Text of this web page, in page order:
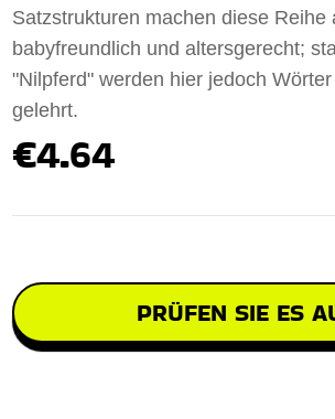
Satzstrukturen machen diese Reihe
babyfreundlich und altersgerecht;
"Nilpferd" werden hier jedoch
gelehrt.
€4.64
PRÜFEN SIE ES